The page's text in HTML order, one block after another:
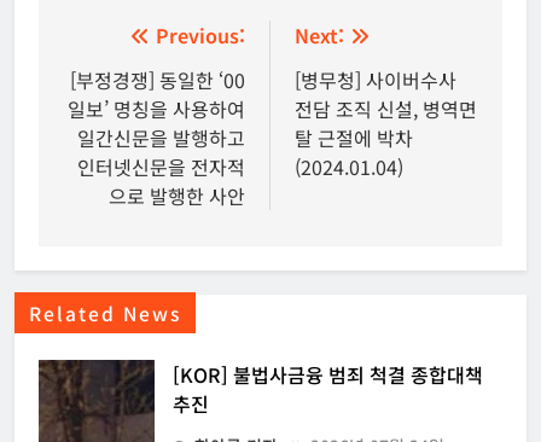
탐
색
Previous:
[부정경쟁] 동일한 ‘00
일보’ 명칭을 사용하여
일간신문을 발행하고
인터넷신문을 전자적
으로 발행한 사안
Next:
[병무청] 사이버수사
전담 조직 신설, 병역면
탈 근절에 박차
(2024.01.04)
Related News
[KOR] 불법사금융 범죄 척결 종합대책
추진